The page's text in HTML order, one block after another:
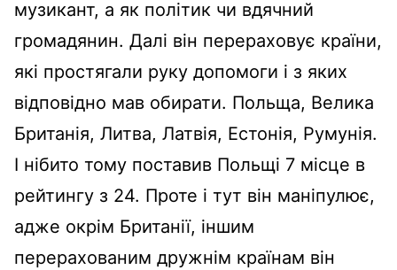
музикант, а як політик чи вдячний
громадянин. Далі він перераховує країни,
які простягали руку допомоги і з яких
відповідно мав обирати. Польща, Велика
Британія, Литва, Латвія, Естонія, Румунія.
І нібито тому поставив Польщі 7 місце в
рейтингу з 24. Проте і тут він маніпулює,
адже окрім Британії, іншим
перерахованим дружнім країнам він